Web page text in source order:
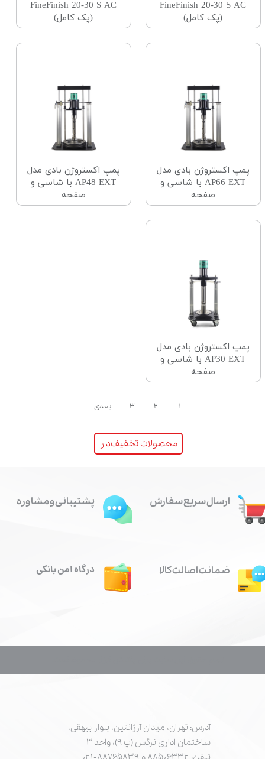
FineFinish 20-30 S AC
(پک کامل)
FineFinish 20-30 S AC
(پک کامل)
پمپ اکستروژن بادی مدل
AP66 EXT با شاسی و
صفحه
پمپ اکستروژن بادی مدل
AP48 EXT با شاسی و
صفحه
پمپ اکستروژن بادی مدل
AP30 EXT با شاسی و
صفحه
۱ ۲ ۳ بعدی
محصولات تخفیف‌دار
ارسال سریع سفارش
درگاه امن بانکی
پشتیبانی و مشاوره
ضمانت اصالت کالا
آدرس: تهران، میدان آرژانتین، بلوار بیهقی،
ساختمان اداری نرگس (پ ۹)، واحد ۳